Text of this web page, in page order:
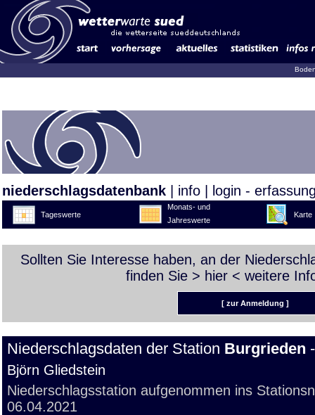
niederschlagsdatenbank info login -
Tageswerte
Monats- und
Jahreswerte
Karte
Sollten Sie Interesse haben, an der
finden Sie > hier < weitere
[ zur Anmeldung ]
Niederschlagsdaten der Station Burgrieden
Björn Gliedstein
Niederschlagsstation aufgenommen ins
06.04.2021